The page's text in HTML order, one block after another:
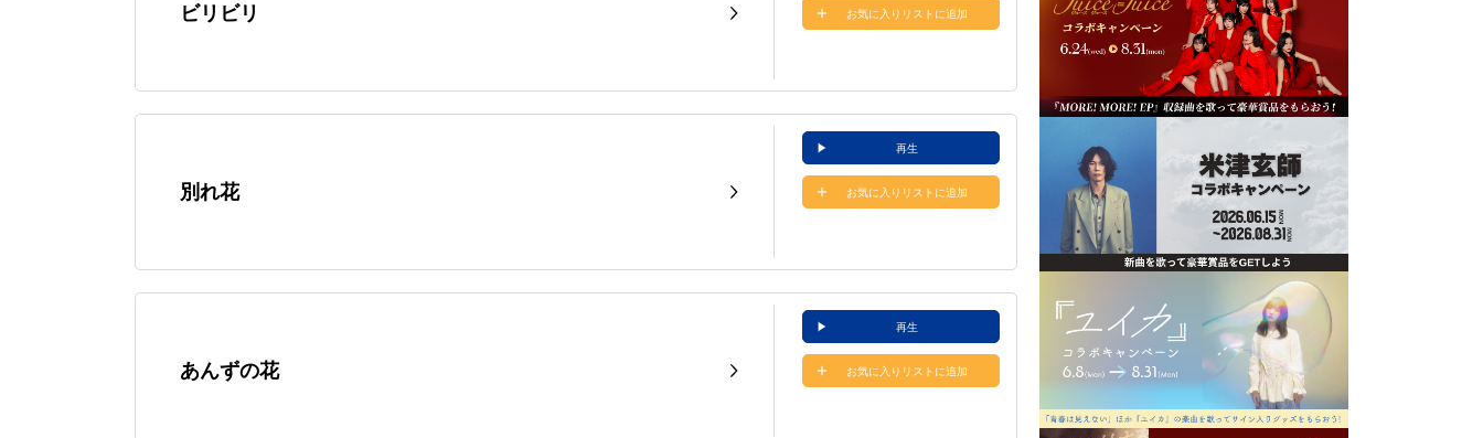
ビリビリ お気に入りリストに追加
別れ花
再生
お気に入りリストに追加
あんずの花
再生
お気に入りリストに追加